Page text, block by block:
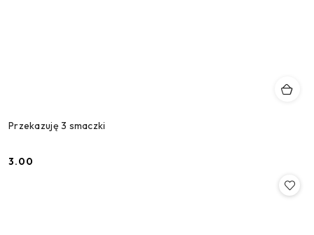
Przekazuję 3 smaczki
Cena:
3.00